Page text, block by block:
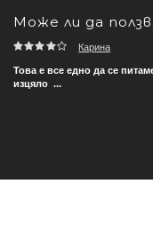
Може ли да
Карина
Това е все едно да се
изцяло ...